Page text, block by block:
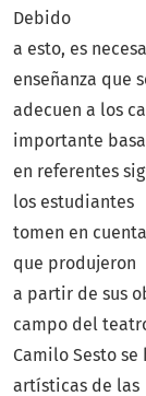
Debido
a esto, es
enseñanza que
adecuen a los
importante
en referentes
los estudiantes
tomen en
que produjeron
a partir de sus
campo del
Camilo Sesto
artísticas de las